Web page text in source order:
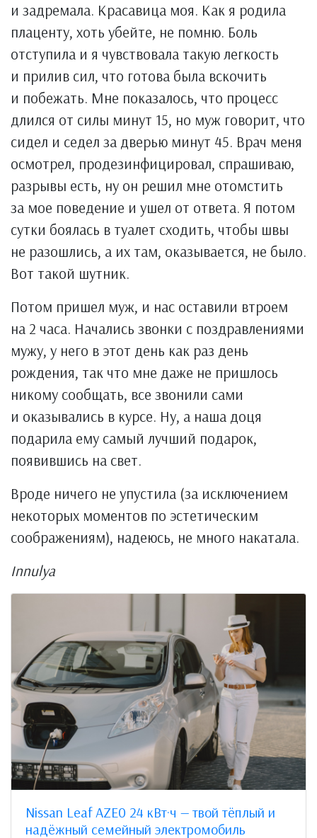
и задремала. Красавица моя. Как я родила
плаценту, хоть убейте, не помню. Боль
отступила и я чувствовала такую легкость
и прилив сил, что готова была вскочить
и побежать. Мне показалось, что процесс
длился от силы минут 15, но муж говорит, что
сидел и седел за дверью минут 45. Врач меня
осмотрел, продезинфицировал, спрашиваю,
разрывы есть, ну он решил мне отомстить
за мое поведение и ушел от ответа. Я потом
сутки боялась в туалет сходить, чтобы швы
не разошлись, а их там, оказывается, не было.
Вот такой шутник.
Потом пришел муж, и нас оставили втроем
на 2 часа. Начались звонки с поздравлениями
мужу, у него в этот день как раз день
рождения, так что мне даже не пришлось
никому сообщать, все звонили сами
и оказывались в курсе. Ну, а наша доця
подарила ему самый лучший подарок,
появившись на свет.
Вроде ничего не упустила (за исключением
некоторых моментов по эстетическим
соображениям), надеюсь, не много накатала.
Innulya
Nissan Leaf AZE0 24 кВт·ч — твой тёплый и
надёжный семейный электромобиль